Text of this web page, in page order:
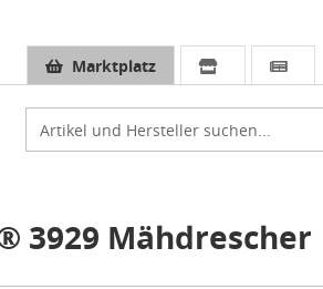
Marktplatz
3929 Mähdrescher